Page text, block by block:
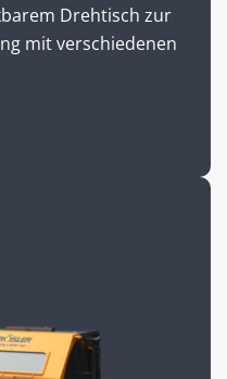
Drehtisch zur
mit verschiedenen